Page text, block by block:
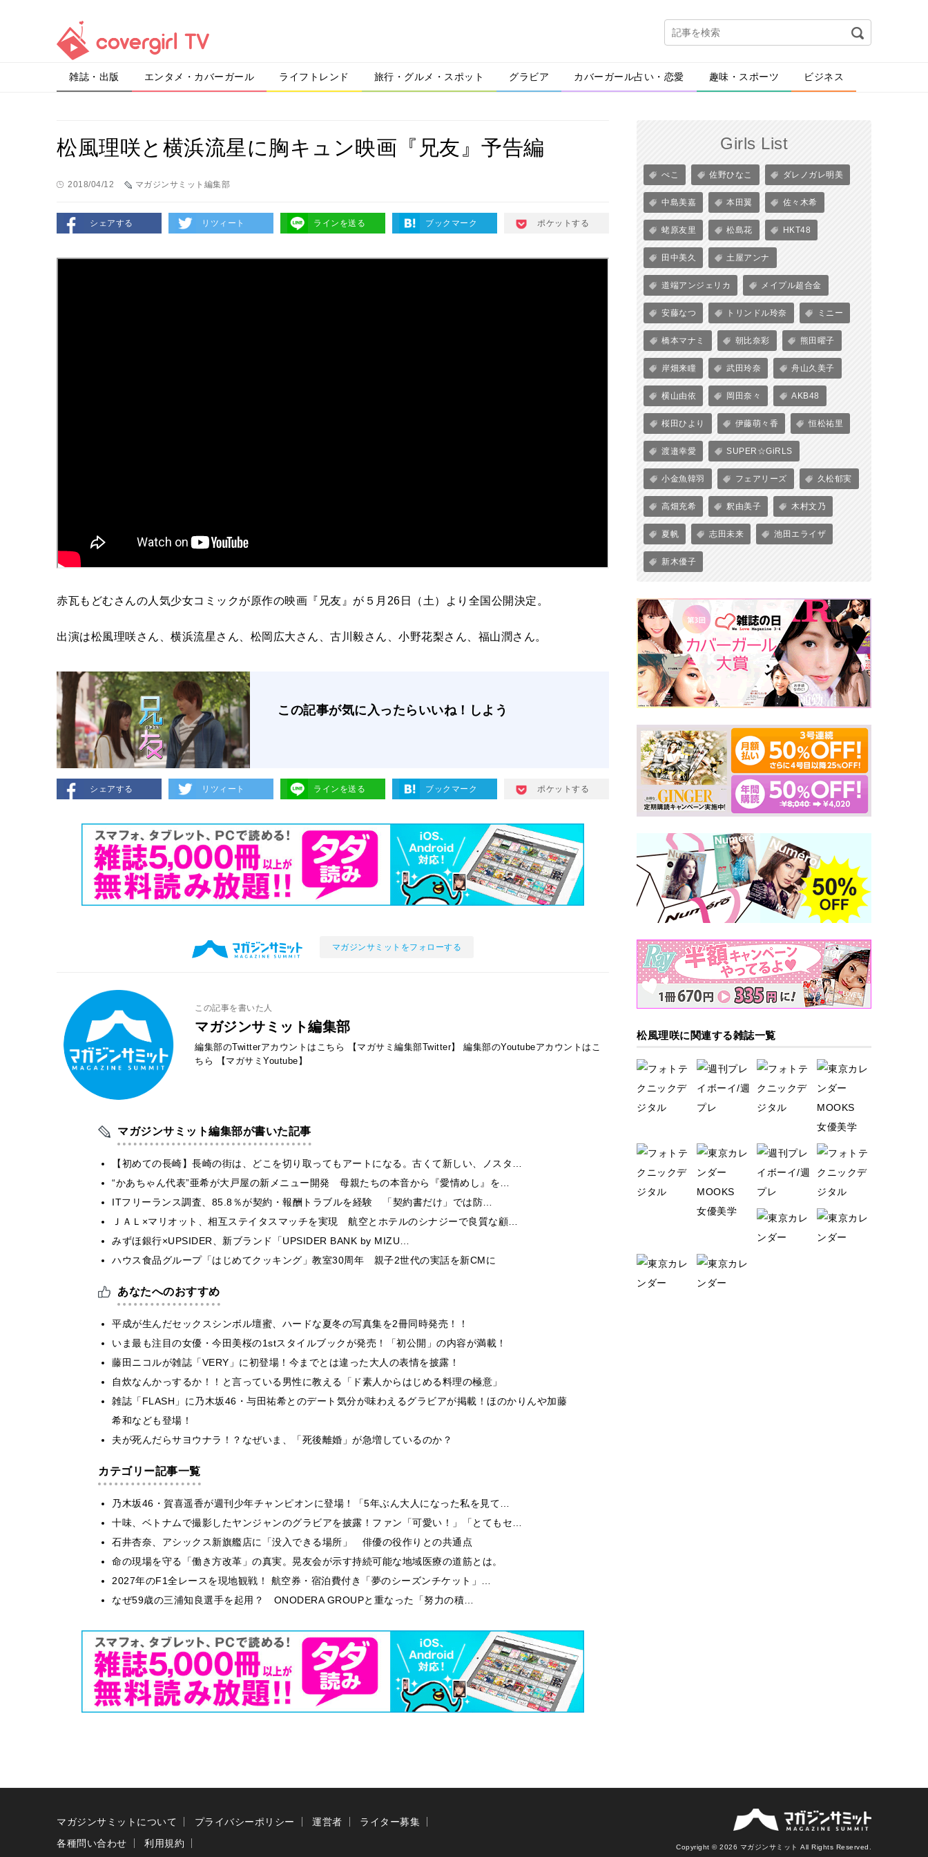
雑誌・出版 エンタメ・カバーガール ライフトレンド 旅行・グルメ・スポット グラビア カバーガール占い・恋愛 趣味・スポーツ ビジネス
松風理咲と横浜流星に胸キュン映画『兄友』予告編
2018/04/12 マガジンサミット編集部
シェアする リツィート ラインを送る ブックマーク ポケットする
赤瓦もどむさんの人気少女コミックが原作の映画『兄友』が５月26日（土）より全国公開決定。
出演は松風理咲さん、横浜流星さん、松岡広大さん、古川毅さん、小野花梨さん、福山潤さん。
この記事が気に入ったらいいね！しよう
シェアする リツィート ラインを送る ブックマーク ポケットする
マガジンサミットをフォローする
この記事を書いた人
マガジンサミット編集部
編集部のTwitterアカウントはこちら 【マガサミ編集部Twitter】
編集部のYoutubeアカウントはこ
ちら
【マガサミYoutube】
マガジンサミット編集部が書いた記事
【初めての長崎】長崎の街は、どこを切り取ってもアートになる。古くて新しい、ノスタ…
“かあちゃん代表”亜希が大戸屋の新メニュー開発 母親たちの本音から『愛情めし』を…
ITフリーランス調査、85.8％が契約・報酬トラブルを経験 「契約書だけ」では防…
ＪＡＬ×マリオット、相互ステイタスマッチを実現 航空とホテルのシナジーで良質な顧…
みずほ銀行×UPSIDER、新ブランド「UPSIDER BANK by MIZU…
ハウス食品グループ「はじめてクッキング」教室30周年 親子2世代の実話を新CMに
あなたへのおすすめ
平成が生んだセックスシンボル壇蜜、ハードな夏冬の写真集を2冊同時発売！！
いま最も注目の女優・今田美桜の1stスタイルブックが発売！「初公開」の内容が満載！
藤田ニコルが雑誌「VERY」に初登場！今までとは違った大人の表情を披露！
自炊なんかっするか！！と言っている男性に教える「ド素人からはじめる料理の極意」
雑誌「FLASH」に乃木坂46・与田祐希とのデート気分が味わえるグラビアが掲載！ほのかりんや加藤
希和なども登場！
夫が死んだらサヨウナラ！？なぜいま、「死後離婚」が急増しているのか？
カテゴリー記事一覧
乃木坂46・賀喜遥香が週刊少年チャンピオンに登場！「5年ぶん大人になった私を見て…
十味、ベトナムで撮影したヤンジャンのグラビアを披露！ファン「可愛い！」「とてもセ…
石井杏奈、アシックス新旗艦店に「没入できる場所」 俳優の役作りとの共通点
​命の現場を守る「働き方改革」の真実。晃友会が示す持続可能な地域医療の道筋とは。
2027年のF1全レースを現地観戦！ 航空券・宿泊費付き「夢のシーズンチケット」…
なぜ59歳の三浦知良選手を起用？ ONODERA GROUPと重なった「努力の積…
Girls List
ぺこ 佐野ひなこ ダレノガレ明美
中島美嘉 本田翼 佐々木希
蛯原友里 松島花 HKT48
田中美久 土屋アンナ
道端アンジェリカ メイプル超合金
安藤なつ トリンドル玲奈 ミニー
橋本マナミ 朝比奈彩 熊田曜子
岸畑来瞳 武田玲奈 舟山久美子
横山由依 岡田奈々 AKB48
桜田ひより 伊藤萌々香 恒松祐里
渡邉幸愛 SUPER☆GiRLS
小金魚韓羽 フェアリーズ 久松郁実
高畑充希 釈由美子 木村文乃
夏帆 志田未来 池田エライザ
新木優子
松風理咲に関連する雑誌一覧
マガジンサミットについて プライバシーポリシー 運営者
ライター募集
各種問い合わせ
利用規約 Copyright © 2026 マガジンサミット All Rights Reserved.